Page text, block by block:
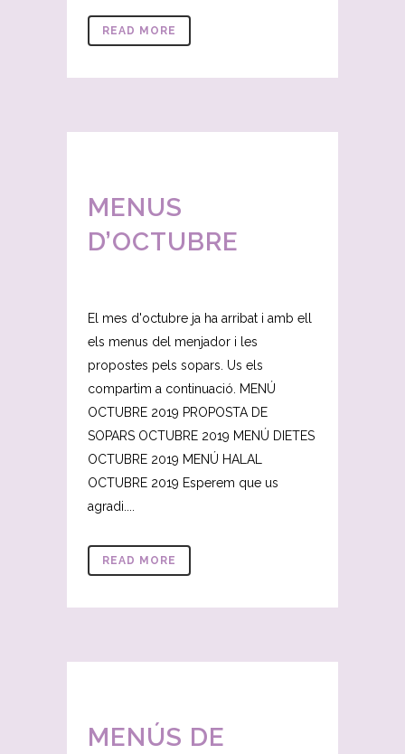
READ MORE
MENUS
D’OCTUBRE
El mes d'octubre ja ha arribat i amb ell
els menus del menjador i les
propostes pels sopars. Us els
compartim a continuació. MENÚ
OCTUBRE 2019 PROPOSTA DE
SOPARS OCTUBRE 2019 MENÚ DIETES
OCTUBRE 2019 MENÚ HALAL
OCTUBRE 2019 Esperem que us
agradi....
READ MORE
MENÚS DE